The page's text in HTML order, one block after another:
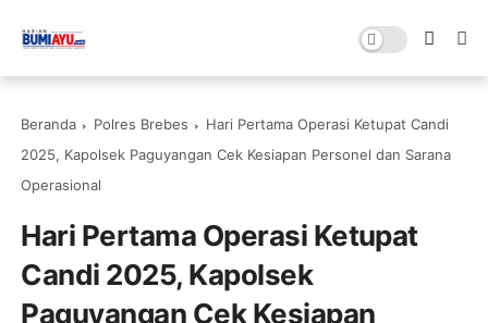
Beranda Polres Brebes
Hari Pertama Operasi Ketupat Candi
2025, Kapolsek Paguyangan Cek Kesiapan Personel dan Sarana
Operasional
Hari Pertama Operasi Ketupat
Candi 2025, Kapolsek
Paguyangan Cek Kesiapan